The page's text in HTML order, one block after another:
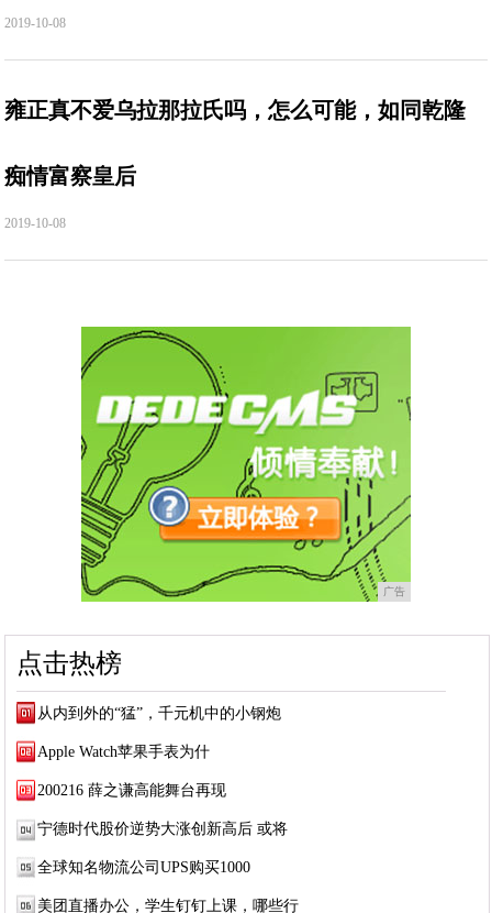
2019-10-08
雍正真不爱乌拉那拉氏吗，怎么可能，如同乾隆
痴情富察皇后
2019-10-08
广告
点击热榜
从内到外的“猛”，千元机中的小钢炮
Apple Watch苹果手表为什
200216 薛之谦高能舞台再现
宁德时代股价逆势大涨创新高后 或将
全球知名物流公司UPS购买1000
美团直播办公，学生钉钉上课，哪些行